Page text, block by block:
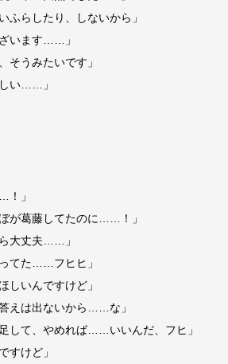
らしたり、しないから」
います……」
そうみたいです」
い……」
！」
が葛藤してたのに……！」
大丈夫……」
てた……フヒヒ」
しいんですけど」
えは出ないから……な」
して、やめれば……いいんだ、フヒ」
けど」